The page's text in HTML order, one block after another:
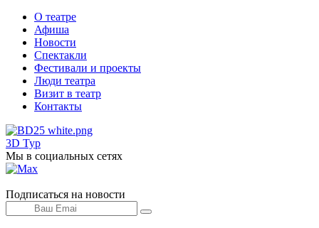
О театре
Афиша
Новости
Спектакли
Фестивали и проекты
Люди театра
Визит в театр
Контакты
3D Тур
Мы в социальных сетях
Подписаться на новости